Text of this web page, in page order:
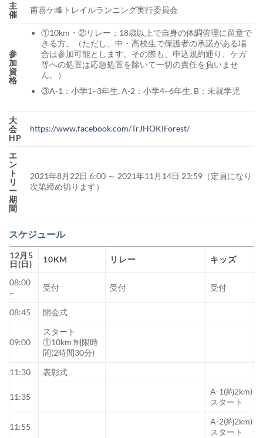
主
催
甫喜ケ峰トレイルランニング実行委員会
参
加
資
格
①10km・②リレー：18歳以上で自身の体調管理に留意で
きる方。（ただし、中・高校生で保護者の承諾がある場
合は参加可能とします。その際も、申込規約通り、ケガ
等への処置は応急処置を除いて一切の責任を負いませ
ん。）
③A-1：小学1~3年生, A-2：小学4~6年生, B：未就学児
大
会
HP
https://www.facebook.com/TrJHOKIForest/
エ
ン
ト
リ
ー
期
間
2021年8月22日 6:00 ～ 2021年11月14日 23:59（定員になり
次第締め切ります）
スケジュール
12月5
日(日)
10KM リレー キッズ
08:00
~
受付 受付 受付
08:45 開会式
09:00
スタート
①10km 制限時
間(2時間30分)
11:30
表彰式
11:35
A-1(約2km)
スタート
11:55
A-2(約2km)
スタート